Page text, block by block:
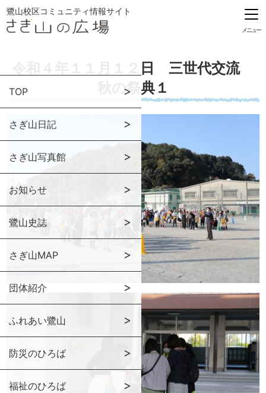
鷺山校区コミュニティ情報サイト
メニュー
TOP
さぎ山日記
さぎ山写真館
お知らせ
鷺山史誌
さぎ山MAP
団体紹介
ふれあい鷺山
防災のひろば
福祉のひろば
令和４年１１月１２日 三世代交流
秋の祭典１